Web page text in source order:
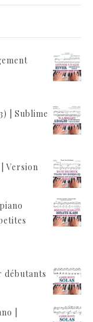
| Sublime
Version
débutants
|